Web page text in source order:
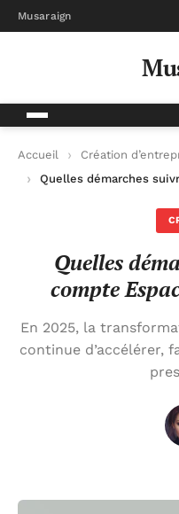
Musaraign
Accueil
Création
Quelles démarches
Quelles
compte
En 2025, la
continue d’accélérer,